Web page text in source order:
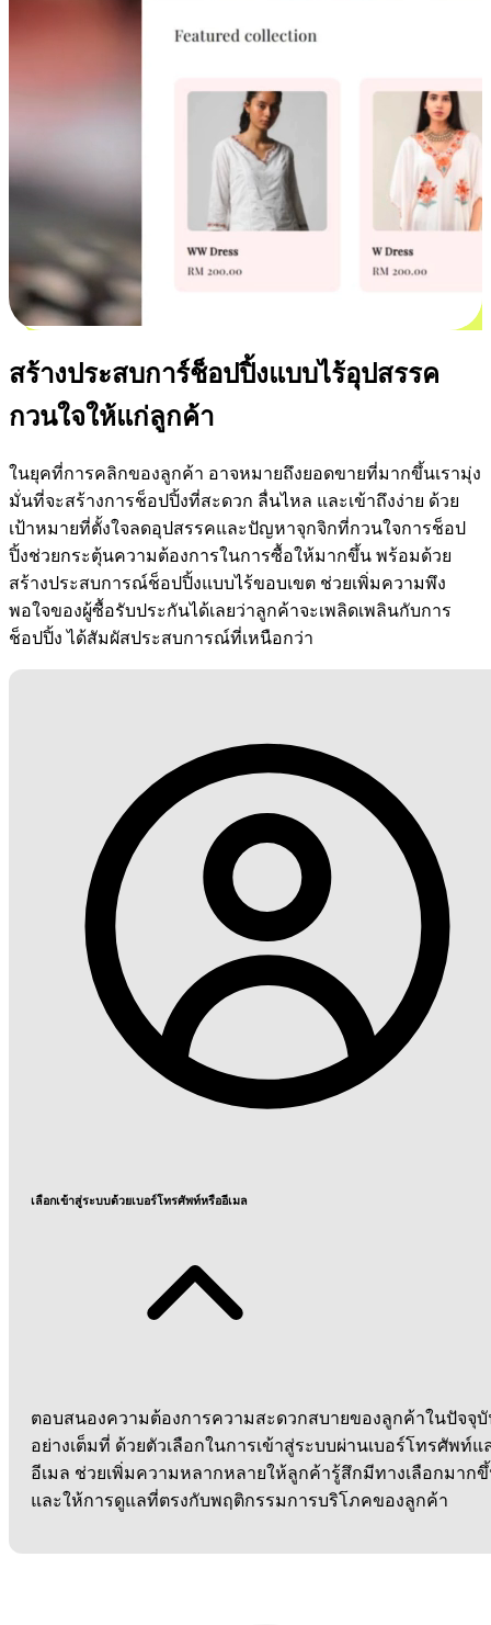
สร้างประสบการ์ช็อปปิ้งแบบไร้อุปสรรค
กวนใจให้แก่ลูกค้า
ในยุคที่การคลิกของลูกค้า อาจหมายถึงยอดขายที่มากขึ้นเรามุ่ง
มั่นที่จะสร้างการช็อปปิ้งที่สะดวก ลื่นไหล และเข้าถึงง่าย ด้วย
เป้าหมายที่ตั้งใจลดอุปสรรคและปัญหาจุกจิกที่กวนใจการช็อป
ปิ้งช่วยกระตุ้นความต้องการในการซื้อให้มากขึ้น พร้อมด้วย
สร้างประสบการณ์ช็อปปิ้งแบบไร้ขอบเขต ช่วยเพิ่มความพึง
พอใจของผู้ซื้อรับประกันได้เลยว่าลูกค้าจะเพลิดเพลินกับการ
ช็อปปิ้ง ได้สัมผัสประสบการณ์ที่เหนือกว่า
เลือกเข้าสู่ระบบด้วยเบอร์โทรศัพท์หรืออีเมล
ตอบสนองความต้องการความสะดวกสบายของลูกค้าในปัจจุ
อย่างเต็มที่ ด้วยตัวเลือกในการเข้าสู่ระบบผ่านเบอร์โทรศัพท์แ
อีเมล ช่วยเพิ่มความหลากหลายให้ลูกค้ารู้สึกมีทางเลือกมาก
และให้การดูแลที่ตรงกับพฤติกรรมการบริโภคของลูกค้า